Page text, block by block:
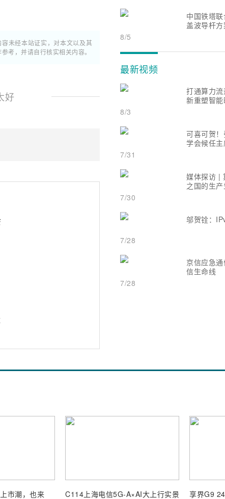
未经本站证实，对本文以及其
考，并请自行核实相关内容。
好
中国铁塔
盖波导杆
8/5
最新视频
打通算力流
新重塑智
8/3
可喜可贺
学会候任主
7/31
媒体探访 |
之国的生
7/30
邬贺铨：
7/28
京信应急
信生命线
7/28
市潮，也来
C114上海电信5G-A×AI大上行实景
享界G9